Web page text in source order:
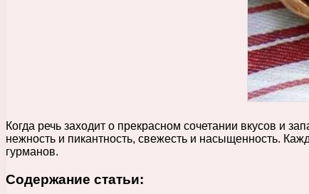
Когда речь заходит о прекрасном сочетании вкусов и
нежность и пикантность, свежесть и насыщенность.
гурманов.
Содержание статьи: